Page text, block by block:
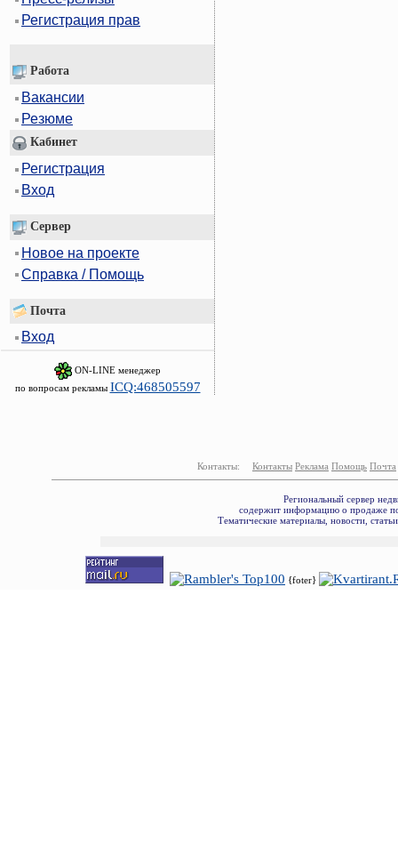
Регистрация прав
Работа
Вакансии
Резюме
Кабинет
Регистрация
Вход
Сервер
Новое на проекте
Справка / Помощь
Почта
Вход
ON-LINE менеджер
по вопросам рекламы ICQ:468505597
Контакты: Контакты Реклама Помощь Почта
Региональный сервер
содержит информацию о продаже
Тематические материалы, новости,
{foter}